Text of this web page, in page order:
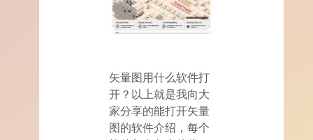
矢量图用什么软件打
开？以上就是我向大
家分享的能打开矢量
图的软件介绍，每个